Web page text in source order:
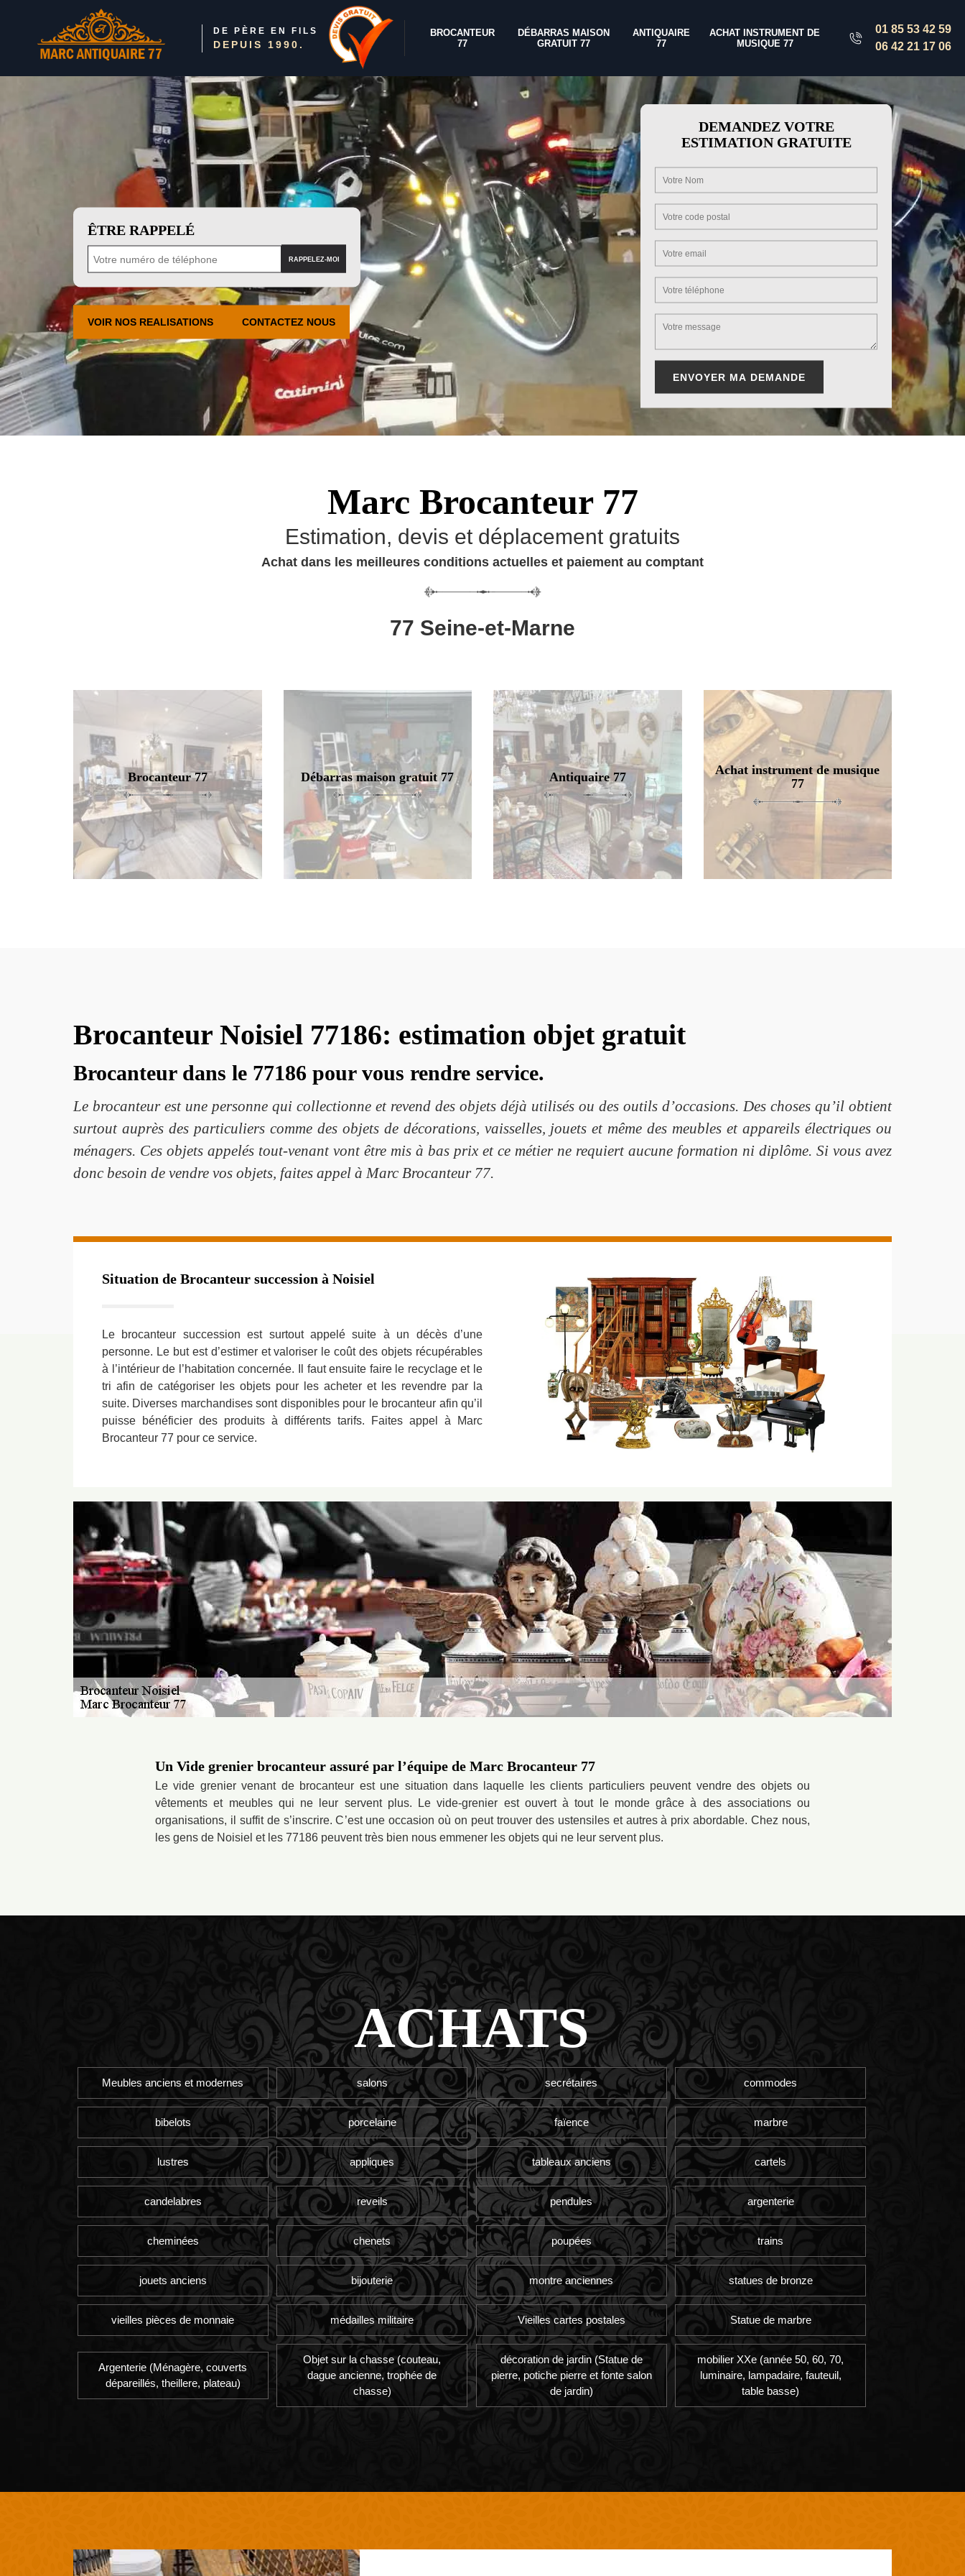
DE PÈRE EN FILS
DEPUIS 1990.
BROCANTEUR
77
DÉBARRAS MAISON
GRATUIT 77
ANTIQUAIRE
77
ACHAT INSTRUMENT DE
MUSIQUE 77
01 85 53 42 59
06 42 21 17 06
ÊTRE RAPPELÉ
VOIR NOS REALISATIONS CONTACTEZ NOUS
DEMANDEZ VOTRE
ESTIMATION GRATUITE
Marc Brocanteur 77
Estimation, devis et déplacement gratuits
Achat dans les meilleures conditions actuelles et paiement au comptant
77 Seine-et-Marne
Brocanteur 77 Débarras maison gratuit 77 Antiquaire 77
Achat instrument de musique
77
Brocanteur Noisiel 77186: estimation objet gratuit
Brocanteur dans le 77186 pour vous rendre service.
Le brocanteur est une personne qui collectionne et revend des objets déjà utilisés ou des outils d’occasions. Des choses qu’il obtient
surtout auprès des particuliers comme des objets de décorations, vaisselles, jouets et même des meubles et appareils électriques ou
ménagers. Ces objets appelés tout-venant vont être mis à bas prix et ce métier ne requiert aucune formation ni diplôme. Si vous avez
donc besoin de vendre vos objets, faites appel à Marc Brocanteur 77.
Situation de Brocanteur succession à Noisiel
Le brocanteur succession est surtout appelé suite à un décès d’une
personne. Le but est d’estimer et valoriser le coût des objets récupérables
à l’intérieur de l’habitation concernée. Il faut ensuite faire le recyclage et le
tri afin de catégoriser les objets pour les acheter et les revendre par la
suite. Diverses marchandises sont disponibles pour le brocanteur afin qu’il
puisse bénéficier des produits à différents tarifs. Faites appel à Marc
Brocanteur 77 pour ce service.
Un Vide grenier brocanteur assuré par l’équipe de Marc Brocanteur 77
Le vide grenier venant de brocanteur est une situation dans laquelle les clients particuliers peuvent vendre des objets ou
vêtements et meubles qui ne leur servent plus. Le vide-grenier est ouvert à tout le monde grâce à des associations ou
organisations, il suffit de s’inscrire. C’est une occasion où on peut trouver des ustensiles et autres à prix abordable. Chez nous,
les gens de Noisiel et les 77186 peuvent très bien nous emmener les objets qui ne leur servent plus.
ACHATS
Meubles anciens et modernes salons secrétaires commodes
bibelots porcelaine faïence marbre
lustres appliques tableaux anciens cartels
candelabres reveils pendules argenterie
cheminées chenets poupées trains
jouets anciens bijouterie montre anciennes statues de bronze
vieilles pièces de monnaie médailles militaire Vieilles cartes postales Statue de marbre
Argenterie (Ménagère, couverts
dépareillés, theillere, plateau)
Objet sur la chasse (couteau,
dague ancienne, trophée de
chasse)
décoration de jardin (Statue de
pierre, potiche pierre et fonte salon
de jardin)
mobilier XXe (année 50, 60, 70,
luminaire, lampadaire, fauteuil,
table basse)